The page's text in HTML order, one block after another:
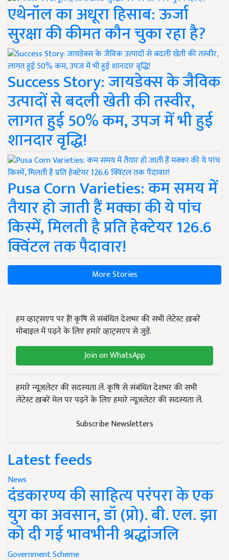
एथेनॉल का अधूरा हिसाब: ऊर्जा
सुरक्षा की कीमत कौन चुका रहा है?
Success Story: जायडेक्स के जैविक
उत्पादों से बदली खेती की तस्वीर,
लागत हुई 50% कम, उपज में भी हुई
शानदार वृद्धि!
Pusa Corn Varieties: कम समय में
तैयार हो जाती हैं मक्का की ये पांच
किस्में, मिलती है प्रति हेक्टेयर 126.6
क्विंटल तक पैदावार!
More Stories
हम व्हाट्सएप पर हैं! कृषि से संबंधित देशभर की सभी लेटेस्ट ख़बरें
मोबाइल में पढ़ने के लिए हमारे व्हाट्सएप से जुड़ें.
Join on WhatsApp
हमारे न्यूज़लेटर की सदस्यता लें. कृषि से संबंधित देशभर की सभी
लेटेस्ट ख़बरें मेल पर पढ़ने के लिए हमारे न्यूज़लेटर की सदस्यता लें.
Subscribe Newsletters
Latest feeds
News
दंडकारण्य की साहित्य परंपरा के एक
युग का अवसान, डॉ (प्रो). बी. एल. झा
को दी गई भावभीनी श्रद्धांजलि
Government Scheme